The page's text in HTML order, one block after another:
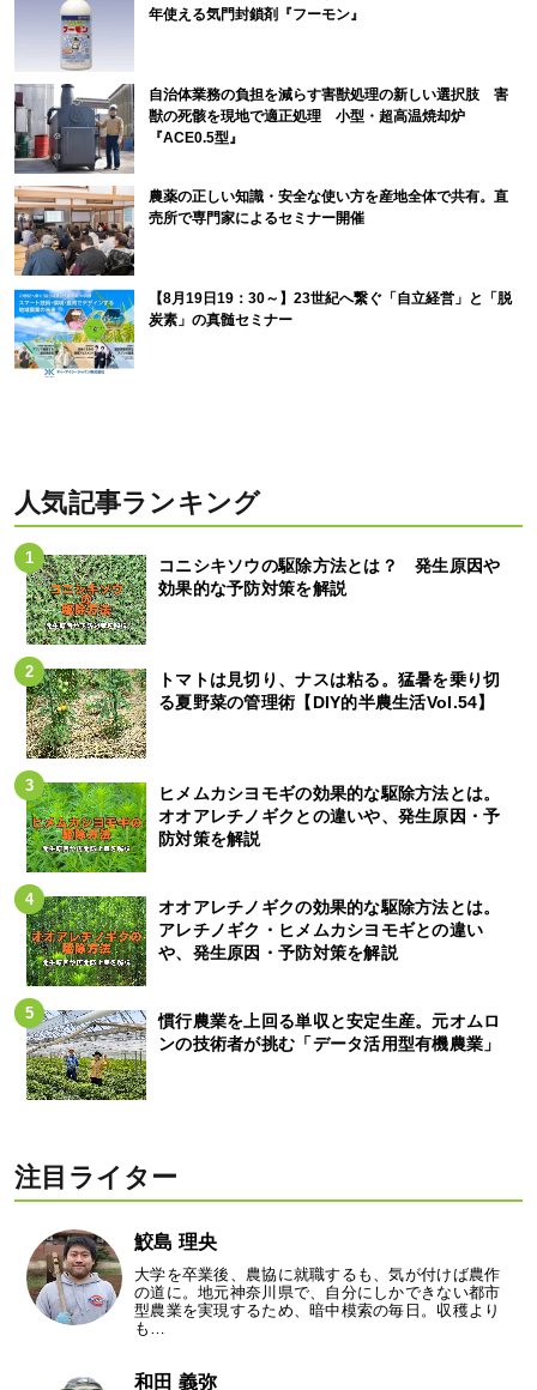
年使える気門封鎖剤『フーモン』
自治体業務の負担を減らす害獣処理の新しい選択肢 害
獣の死骸を現地で適正処理 小型・超高温焼却炉
『ACE0.5型』
農薬の正しい知識・安全な使い方を産地全体で共有。直
売所で専門家によるセミナー開催
【8月19日19：30～】23世紀へ繋ぐ「自立経営」と「脱
炭素」の真髄セミナー
人気記事ランキング
コニシキソウの駆除方法とは？ 発生原因や
効果的な予防対策を解説
トマトは見切り、ナスは粘る。猛暑を乗り切
る夏野菜の管理術【DIY的半農生活Vol.54】
ヒメムカシヨモギの効果的な駆除方法とは。
オオアレチノギクとの違いや、発生原因・予
防対策を解説
オオアレチノギクの効果的な駆除方法とは。
アレチノギク・ヒメムカシヨモギとの違い
や、発生原因・予防対策を解説
慣行農業を上回る単収と安定生産。元オムロ
ンの技術者が挑む「データ活用型有機農業」
注目ライター
鮫島 理央
大学を卒業後、農協に就職するも、気が付けば農作
の道に。地元神奈川県で、自分にしかできない都市
型農業を実現するため、暗中模索の毎日。収穫より
も…
和田 義弥